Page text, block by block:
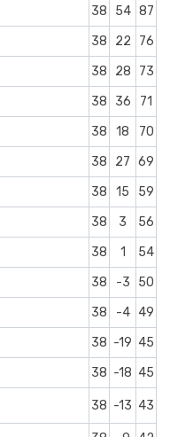
38 54 87
38 22
76
38 28
73
38 36
71
38 18
70
38 27 69
38 15
59
38 3
56
38 1
54
38 -3
50
38 -4
49
38 -19 45
38 -18 45
38 -13 43